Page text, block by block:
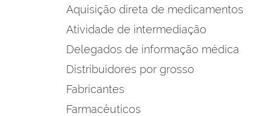
Aquisição direta de medicamentos
Atividade de intermediação
Delegados de informação médica
Distribuidores por grosso
Fabricantes
Farmacêuticos